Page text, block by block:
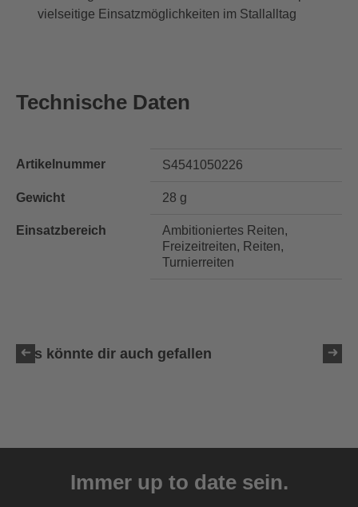
vielseitige Einsatzmöglichkeiten im Stallalltag
Technische Daten
Artikelnummer S4541050226
Gewicht 28 g
Einsatzbereich
Ambitioniertes Reiten,
Freizeitreiten, Reiten,
Turnierreiten
Das könnte dir auch gefallen
9 FarbvariantenImmer up to date sein.